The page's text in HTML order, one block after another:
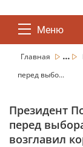
Меню
Главная ...
перед выбо...
Президент
перед
возглавил